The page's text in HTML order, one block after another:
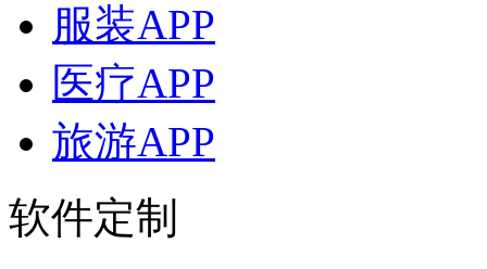
服装APP
医疗APP
旅游APP
软件定制